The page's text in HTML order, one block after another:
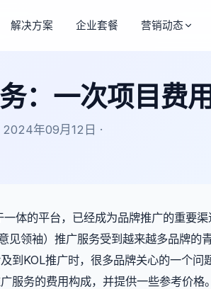
解决方案 企业套餐 营销动态
：一次项目费
2024年09月12日 ·
体的平台，已经成为品牌推广的重要渠
见领袖）推广服务受到越来越多品牌的
到KOL推广时，很多品牌关心的一个问
服务的费用构成，并提供一些参考价格